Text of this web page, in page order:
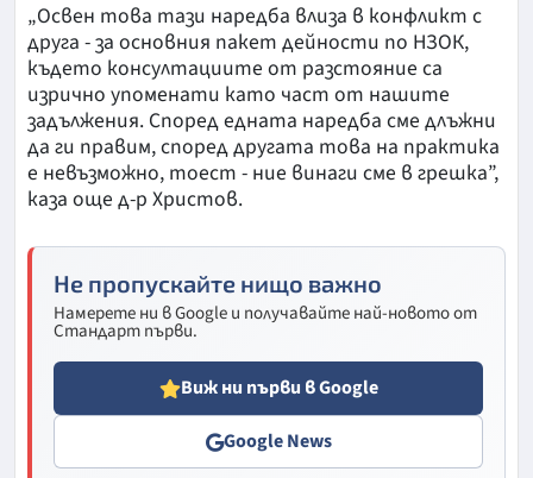
„Освен това тази наредба влиза в конфликт с
друга - за основния пакет дейности по НЗОК,
където консултациите от разстояние са
изрично упоменати като част от нашите
задължения. Според едната наредба сме длъжни
да ги правим, според другата това на практика
е невъзможно, тоест - ние винаги сме в грешка”,
каза още д-р Христов.
Не пропускайте нищо важно
Намерете ни в Google и получавайте най-новото от
Стандарт първи.
Виж ни първи в Google
Google News